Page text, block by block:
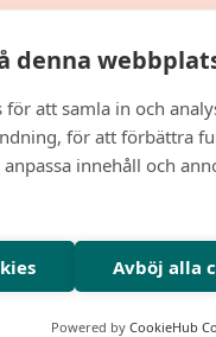
denna
för att samla in och
för att förbättra
innehåll och
Avböj alla
Powered by CookieHub